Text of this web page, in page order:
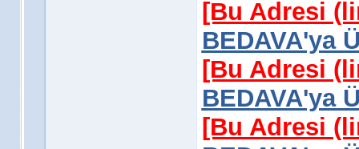
[Bu Adresi
BEDAVA'ya
[Bu Adresi
BEDAVA'ya
[Bu Adresi